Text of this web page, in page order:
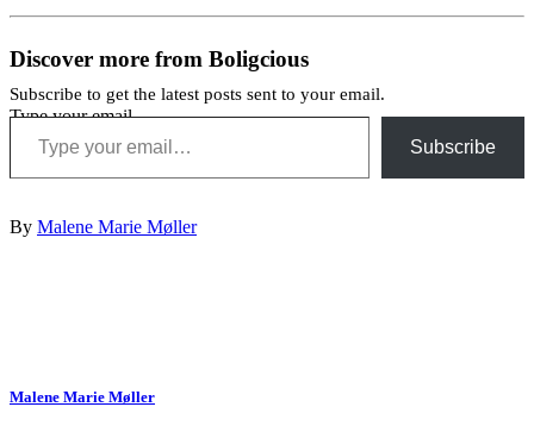
Discover more from Boligcious
Subscribe to get the latest posts sent to your email.
Type your email…
Subscribe
By Malene Marie Møller
Malene Marie Møller